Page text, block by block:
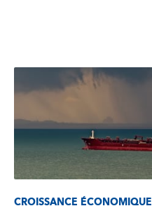
CROISSANCE ÉCONOMIQUE